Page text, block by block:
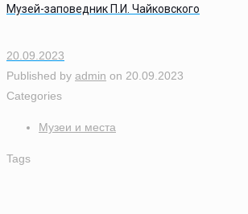
Музей-заповедник П.И. Чайковского
20.09.2023
Published by admin on 20.09.2023
Categories
Музеи и места
Tags